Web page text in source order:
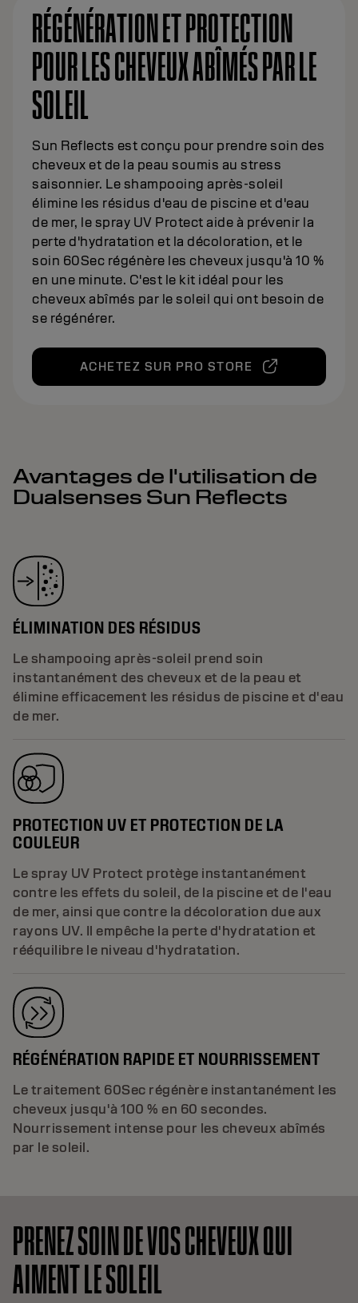
RÉGÉNÉRATION ET PROTECTION
POUR LES CHEVEUX ABÎMÉS PAR LE
SOLEIL
Sun Reflects est conçu pour prendre soin des
cheveux et de la peau soumis au stress
saisonnier. Le shampooing après-soleil
élimine les résidus d'eau de piscine et d'eau
de mer, le spray UV Protect aide à prévenir la
perte d'hydratation et la décoloration, et le
soin 60Sec régénère les cheveux jusqu'à 10 %
en une minute. C'est le kit idéal pour les
cheveux abîmés par le soleil qui ont besoin de
se régénérer.
ACHETEZ SUR PRO STORE
Avantages de l'utilisation de
Dualsenses Sun Reflects
ÉLIMINATION DES RÉSIDUS
Le shampooing après-soleil prend soin
instantanément des cheveux et de la peau et
élimine efficacement les résidus de piscine et d'eau
de mer.
PROTECTION UV ET PROTECTION DE LA
COULEUR
Le spray UV Protect protège instantanément
contre les effets du soleil, de la piscine et de l'eau
de mer, ainsi que contre la décoloration due aux
rayons UV. Il empêche la perte d'hydratation et
rééquilibre le niveau d'hydratation.
RÉGÉNÉRATION RAPIDE ET NOURRISSEMENT
Le traitement 60Sec régénère instantanément les
cheveux jusqu'à 100 % en 60 secondes.
Nourrissement intense pour les cheveux abîmés
par le soleil.
PRENEZ SOIN DE VOS CHEVEUX QUI
AIMENT LE SOLEIL